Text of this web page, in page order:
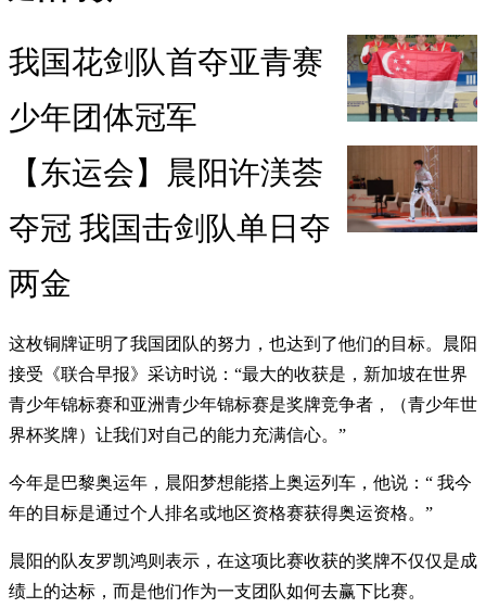
我国花剑队首夺亚青赛
少年团体冠军
【东运会】晨阳许渼荟
夺冠 我国击剑队单日夺
两金
这枚铜牌证明了我国团队的努力，也达到了他们的目标。晨阳
接受《联合早报》采访时说：“最大的收获是，新加坡在世界
青少年锦标赛和亚洲青少年锦标赛是奖牌竞争者，（青少年世
界杯奖牌）让我们对自己的能力充满信心。”
今年是巴黎奥运年，晨阳梦想能搭上奥运列车，他说：“ 我今
年的目标是通过个人排名或地区资格赛获得奥运资格。”
晨阳的队友罗凯鸿则表示，在这项比赛收获的奖牌不仅仅是成
绩上的达标，而是他们作为一支团队如何去赢下比赛。